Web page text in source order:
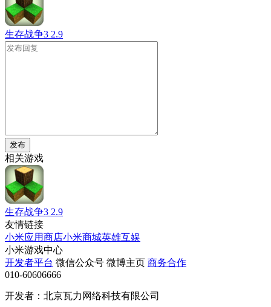
生存战争3 2.9
发布
相关游戏
生存战争3 2.9
友情链接
小米应用商店小米商城英雄互娱
小米游戏中心
开发者平台 微信公众号 微博主页 商务合作
010-60606666
开发者：北京瓦力网络科技有限公司